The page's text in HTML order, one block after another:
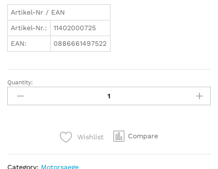
Artikel-Nr / EAN
Artikel-Nr.:
11402000725
EAN:
0886661497522
STIHL
Benzin-
Motorsäge
Quantity:
Wishlist Compare
Category: Motorsaege